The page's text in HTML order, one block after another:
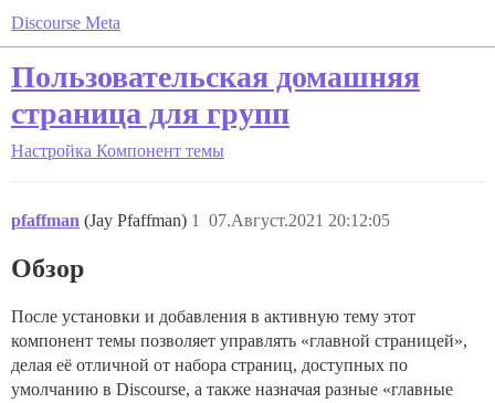
Discourse Meta
Пользовательская домашняя
страница для групп
Настройка Компонент темы
pfaffman (Jay Pfaffman) 07.Август.2021 20:12:05
1
Обзор
После установки и добавления в активную тему этот
компонент темы позволяет управлять «главной страницей»,
делая её отличной от набора страниц, доступных по
умолчанию в Discourse, а также назначая разные «главные